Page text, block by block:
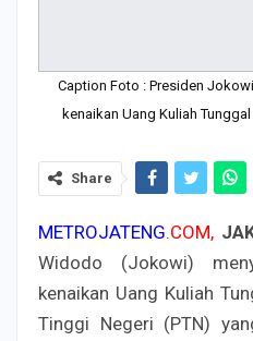
Caption Foto : Presiden
kenaikan Uang Kuliah
Share
METROJATENG.COM,
Widodo (Jokowi)
kenaikan Uang Kuliah
Tinggi Negeri (PTN)